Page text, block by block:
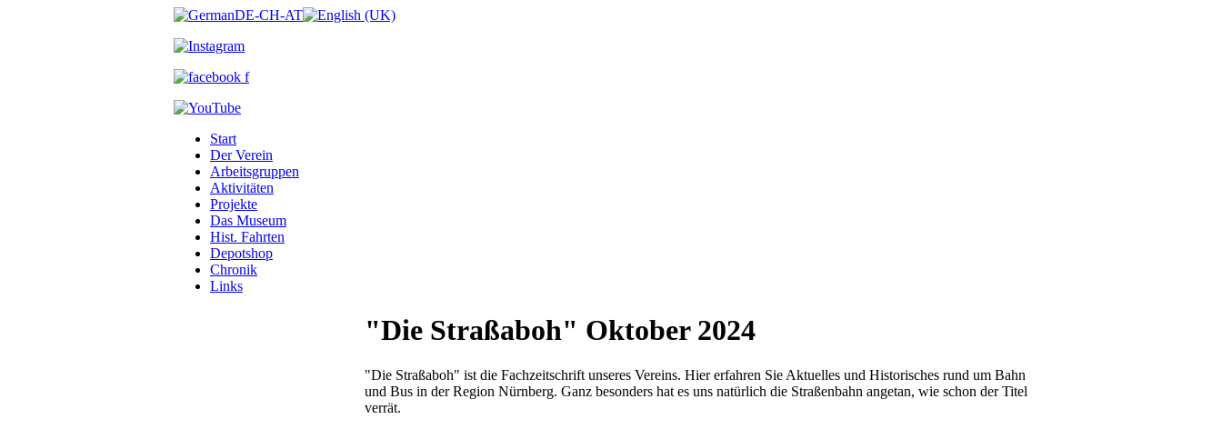
Start
Der Verein
Arbeitsgruppen
Aktivitäten
Projekte
Das Museum
Hist. Fahrten
Depotshop
Chronik
Links
"Die Straßaboh" Oktober 2024
"Die Straßaboh" ist die Fachzeitschrift unseres Vereins. Hier erfahren Sie Aktuelles und Historisches rund um Bahn
und Bus in der Region Nürnberg. Ganz besonders hat es uns natürlich die Straßenbahn angetan, wie schon der Titel
verrät.